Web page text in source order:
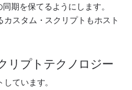
期を保てるようにします。
スタム・スクリプトもホスト
リプトテクノロジー
ています。